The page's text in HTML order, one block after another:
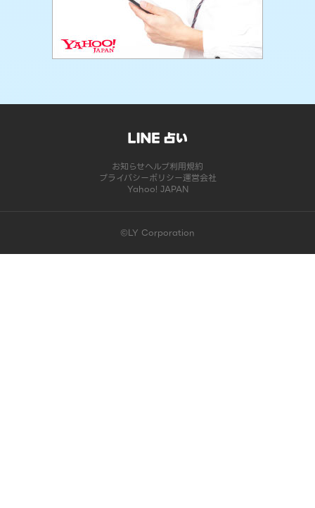
お知らせヘルプ利用規約
プライバシーポリシー運営会社
Yahoo! JAPAN
©LY Corporation
このコンテンツは掲載が終了しました | LINE占い